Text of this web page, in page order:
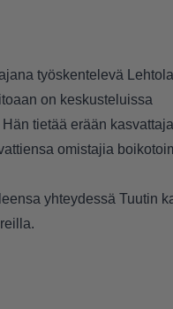
työskentelevä
on keskusteluissa
tietää erään
omistajia
yhteydessä Tuutin